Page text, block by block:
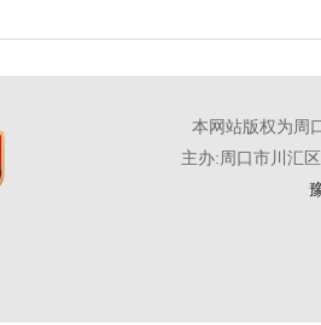
本网站版权为周
主办:周口市川汇